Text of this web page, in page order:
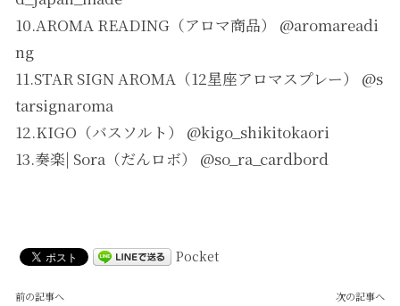
10.AROMA READING（アロマ商品） @aromareadi
ng
11.STAR SIGN AROMA（12星座アロマスプレー） @s
tarsignaroma
12.KIGO（バスソルト） @kigo_shikitokaori
13.奏楽| Sora（だんロボ） @so_ra_cardbord
Pocket
前の記事へ 次の記事へ